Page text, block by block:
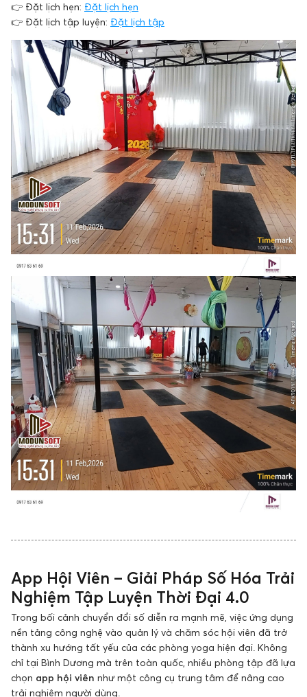
👉 Đặt lịch hẹn: Đặt lịch hẹn
👉 Đặt lịch tập luyện: Đặt lịch tập
App Hội Viên – Giải Pháp Số Hóa Trải
Nghiệm Tập Luyện Thời Đại 4.0
Trong bối cảnh chuyển đổi số diễn ra mạnh mẽ, việc ứng dụng
nền tảng công nghệ vào quản lý và chăm sóc hội viên đã trở
thành xu hướng tất yếu của các phòng yoga hiện đại. Không
chỉ tại Bình Dương mà trên toàn quốc, nhiều phòng tập đã lựa
chọn app hội viên như một công cụ trung tâm để nâng cao
trải nghiệm người dùng.